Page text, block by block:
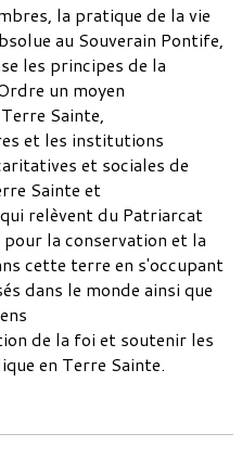
la pratique de la vie
au Souverain Pontife,
les principes de la
un moyen
Sainte,
et les institutions
et sociales de
Sainte et
relèvent du Patriarcat
la conservation et la
cette terre en s'occupant
dans le monde ainsi que
de la foi et soutenir les
en Terre Sainte.